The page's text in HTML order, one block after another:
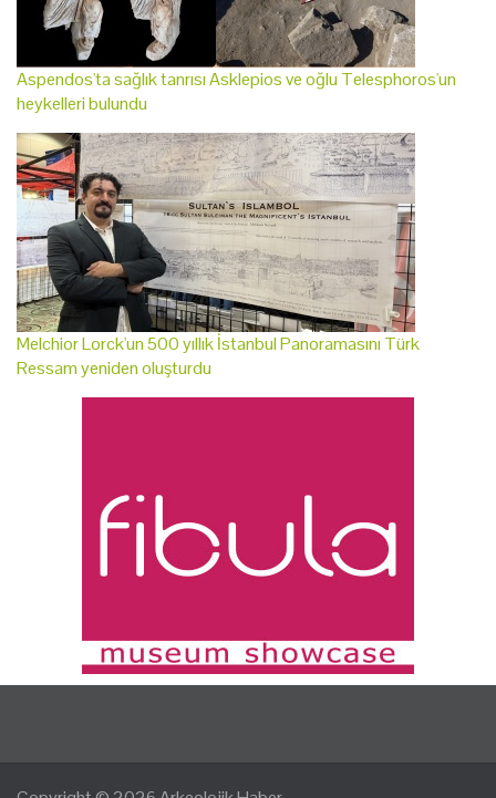
Aspendos'ta sağlık tanrısı Asklepios ve oğlu Telesphoros'un
heykelleri bulundu
Melchior Lorck'un 500 yıllık İstanbul Panoramasını Türk
Ressam yeniden oluşturdu